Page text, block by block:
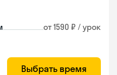
от 1590 ₽ / урок
Выбрать время